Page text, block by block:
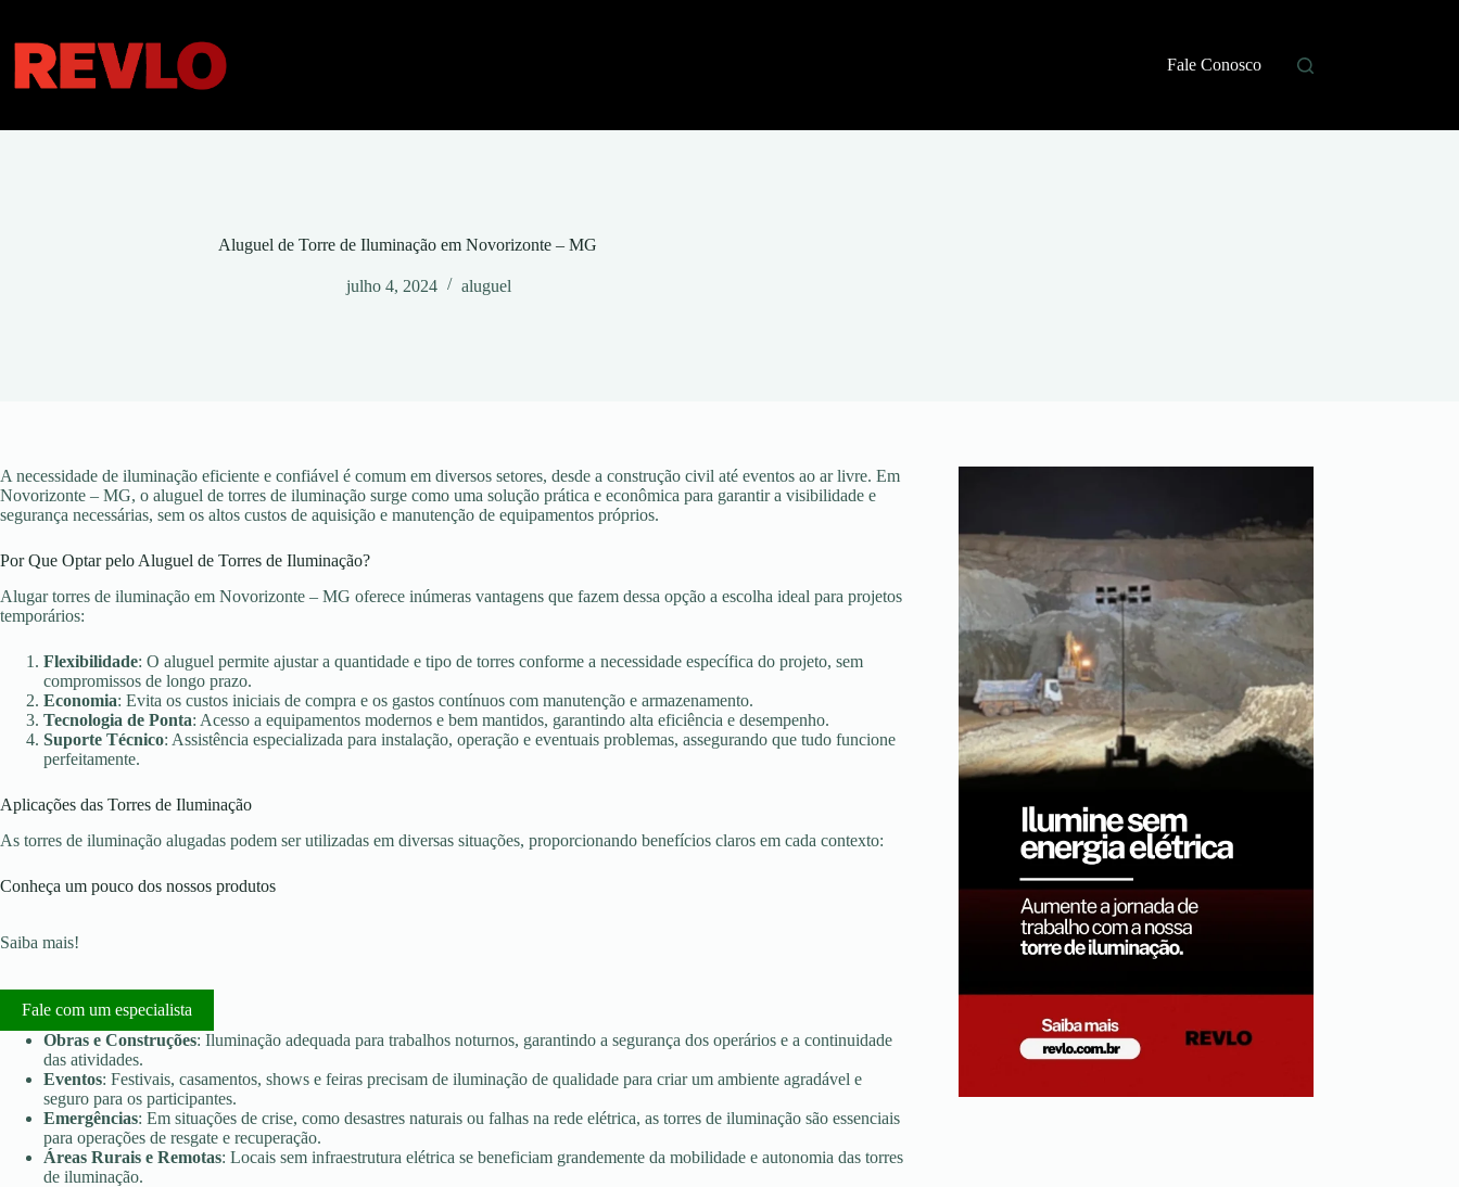
conteúdo
Fale Conosco
Aluguel de Torre de Iluminação em Novorizonte – MG
julho 4, 2024 aluguel
A necessidade de iluminação eficiente e confiável é comum em diversos setores, desde a construção civil até eventos ao ar livre. Em
Novorizonte – MG, o aluguel de torres de iluminação surge como uma solução prática e econômica para garantir a visibilidade e
segurança necessárias, sem os altos custos de aquisição e manutenção de equipamentos próprios.
Por Que Optar pelo Aluguel de Torres de Iluminação?
Alugar torres de iluminação em Novorizonte – MG oferece inúmeras vantagens que fazem dessa opção a escolha ideal para projetos
temporários:
Flexibilidade: O aluguel permite ajustar a quantidade e tipo de torres conforme a necessidade específica do projeto, sem
compromissos de longo prazo.
Economia: Evita os custos iniciais de compra e os gastos contínuos com manutenção e armazenamento.
Tecnologia de Ponta: Acesso a equipamentos modernos e bem mantidos, garantindo alta eficiência e desempenho.
Suporte Técnico: Assistência especializada para instalação, operação e eventuais problemas, assegurando que tudo funcione
perfeitamente.
Aplicações das Torres de Iluminação
As torres de iluminação alugadas podem ser utilizadas em diversas situações, proporcionando benefícios claros em cada contexto:
Conheça um pouco dos nossos produtos
Saiba mais!
Fale com um especialista
Obras e Construções: Iluminação adequada para trabalhos noturnos, garantindo a segurança dos operários e a continuidade
das atividades.
Eventos: Festivais, casamentos, shows e feiras precisam de iluminação de qualidade para criar um ambiente agradável e
seguro para os participantes.
Emergências: Em situações de crise, como desastres naturais ou falhas na rede elétrica, as torres de iluminação são essenciais
para operações de resgate e recuperação.
Áreas Rurais e Remotas: Locais sem infraestrutura elétrica se beneficiam grandemente da mobilidade e autonomia das torres
de iluminação.